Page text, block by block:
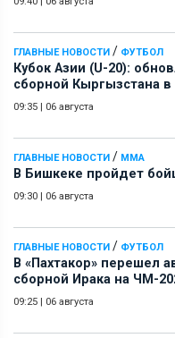
ГЛАВНЫЕ НОВОСТИ / ФУТБОЛ
Кубок Азии (U-20):
сборной Кыргызстана
09:35 | 06 августа
ГЛАВНЫЕ НОВОСТИ / ММА
В Бишкеке пройдет
09:30 | 06 августа
ГЛАВНЫЕ НОВОСТИ / ФУТБОЛ
В «Пахтакор» перешел
сборной Ирака на ЧМ-
09:25 | 06 августа